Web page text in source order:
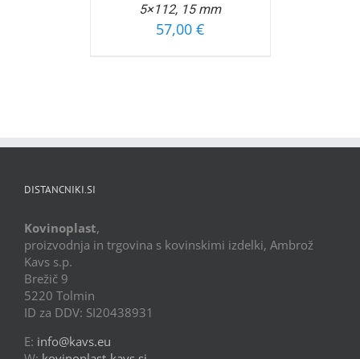
5×112, 15 mm
57,00 €
DISTANCNIKI.SI
Kovinoplast,
proizvodnja in trgovina s kovinskimi izdelki, Ambrož
Kavs s.p.
Brežič 9
5220 Tolmin
ID za DDV: SI20438931
E: info@kavs.eu